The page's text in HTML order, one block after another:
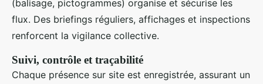
(balisage, pictogrammes) organise et sécurise les
flux. Des briefings réguliers, affichages et inspections
renforcent la vigilance collective.
Suivi, contrôle et traçabilité
Chaque présence sur site est enregistrée, assurant un